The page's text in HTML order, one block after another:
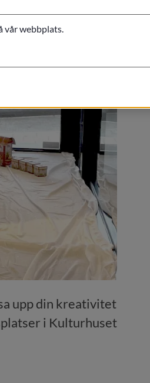
upp din kreativitet
i Kulturhuset
vår webbplats.